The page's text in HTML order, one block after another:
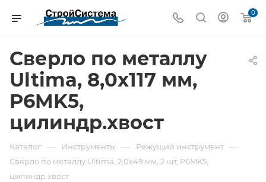
0
Сверло по металлу
Ultima, 8,0х117 мм,
P6MK5,
цилиндр.хвост
Каталог — Инструменты — Режущий инструмент —
Сверло по металлу Ultima, 2,0х49 мм, 2 шт, P6MK5,
цилиндр.хвост